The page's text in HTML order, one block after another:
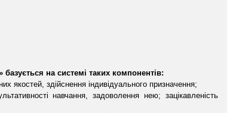
базується на системі таких компонентів:
якостей, здійснення індивідуального призначення;
навчання, задоволення нею; зацікавленість